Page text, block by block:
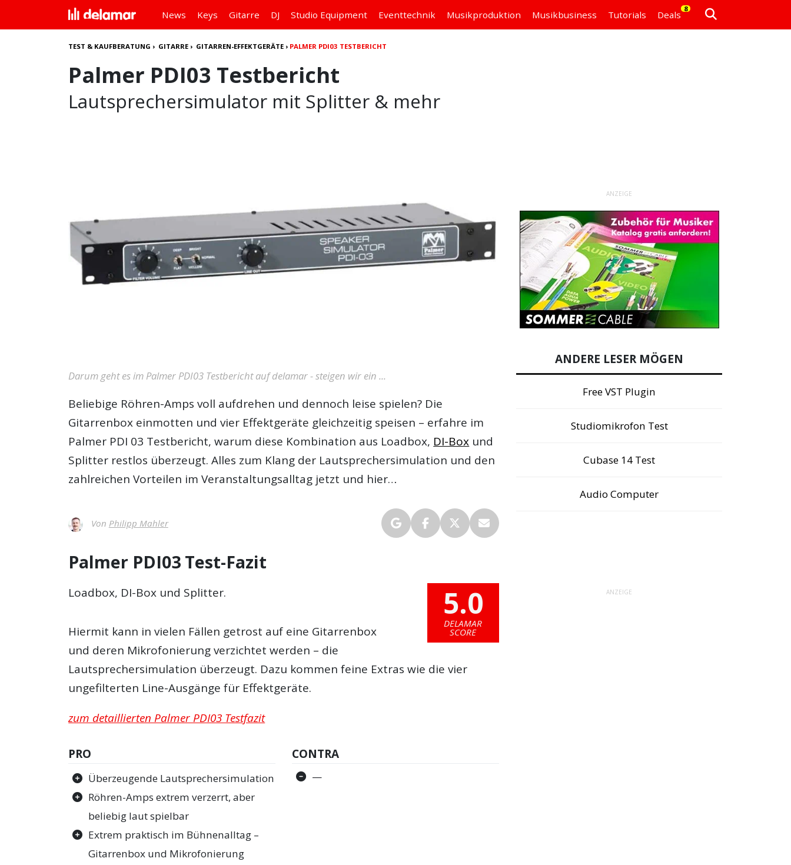
News Keys Gitarre DJ Studio Equipment Eventtechnik Musikproduktion Musikbusiness Tutorials Deals
8
TEST & KAUFBERATUNG › GITARRE › GITARREN-EFFEKTGERÄTE › PALMER PDI03 TESTBERICHT
Palmer PDI03 Testbericht
Lautsprechersimulator mit Splitter & mehr
Darum geht es im Palmer PDI03 Testbericht auf delamar - steigen wir ein ...
Beliebige Röhren-Amps voll aufdrehen und dennoch leise spielen? Die
Gitarrenbox einmotten und vier Effektgeräte gleichzeitig speisen – erfahre im
Palmer PDI 03 Testbericht, warum diese Kombination aus Loadbox, DI-Box und
Splitter restlos überzeugt. Alles zum Klang der Lautsprechersimulation und den
zahlreichen Vorteilen im Veranstaltungsalltag jetzt und hier…
Von Philipp Mahler
Palmer PDI03 Test-Fazit
5.0
DELAMAR
SCORE
Loadbox, DI-Box und Splitter.
Hiermit kann in vielen Fällen getrost auf eine Gitarrenbox
und deren Mikrofonierung verzichtet werden – die
Lautsprechersimulation überzeugt. Dazu kommen feine Extras wie die vier
ungefilterten Line-Ausgänge für Effektgeräte.
zum detaillierten Palmer PDI03 Testfazit
PRO
Überzeugende Lautsprechersimulation
Röhren-Amps extrem verzerrt, aber
beliebig laut spielbar
Extrem praktisch im Bühnenalltag –
Gitarrenbox und Mikrofonierung
CONTRA
—
ANZEIGE
ANDERE LESER MÖGEN
Free VST Plugin
Studiomikrofon Test
Cubase 14 Test
Audio Computer
ANZEIGE